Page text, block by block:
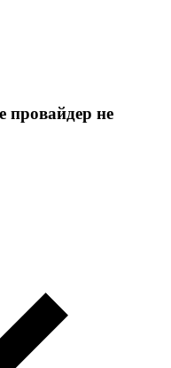
провайдер не